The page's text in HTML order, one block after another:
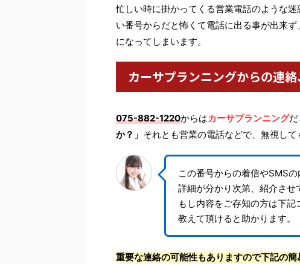
忙しい時に掛かってくる営業電話のような
い番号からだと怖くて電話に出る事が出来
になってしまいます。
カーサプランニングからの連
075-882-1220からはカーサプランニングだ
か？」 それとも営業の電話などで、無視し
この番号からの着信やSMSの
詳細が分かり次第、紹介させ
もし内容をご存知の方は下
教えて頂けると助かります。
重要な連絡の可能性もありますので下記の